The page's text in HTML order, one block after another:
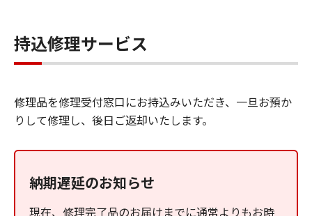
持込修理サービス
修理品を修理受付窓口にお持込みいただき、一旦お預か
りして修理し、後日ご返却いたします。
納期遅延のお知らせ
現在、修理完了品のお届けまでに通常よりもお時